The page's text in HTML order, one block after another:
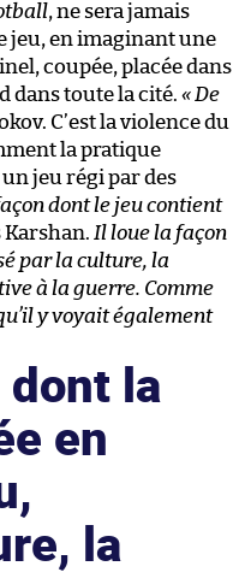
, ne sera jamais
jeu, en imaginant une
coupée, placée dans
dans toute la cité. « De
C’est la violence du
la pratique
jeu régi par des
dont le jeu contient
Karshan. Il loue la façon
par la culture, la
à la guerre. Comme
y voyait également
la
en
la